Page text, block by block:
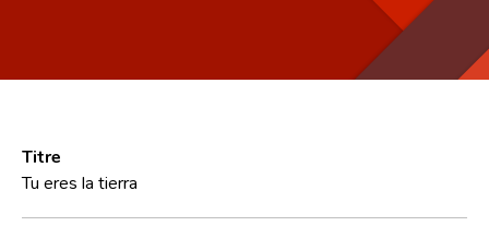
Foire aux questions
CNL
Titre
Tu eres la tierra